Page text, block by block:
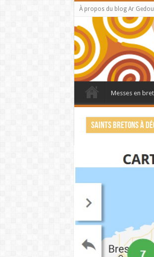
À propos du blog Ar
Messes en
Saints bretons à